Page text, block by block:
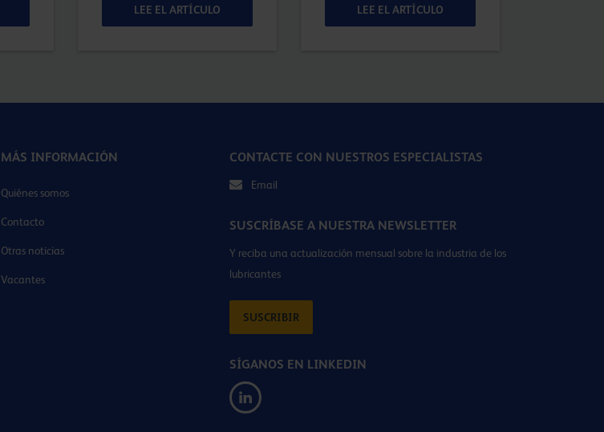
LEE EL ARTÍCULO LEE EL ARTÍCULO
MÁS INFORMACIÓN
Quiénes somos
Contacto
Otras noticias
Vacantes
CONTACTE CON NUESTROS ESPECIALISTAS
Email
SUSCRÍBASE A NUESTRA NEWSLETTER
Y reciba una actualización mensual sobre la industria de los
lubricantes
SUSCRIBIR
SÍGANOS EN LINKEDIN